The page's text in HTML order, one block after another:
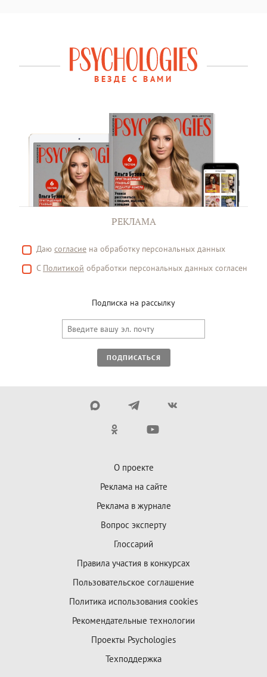
ВЕЗДЕ С ВАМИ
РЕКЛАМА
Даю согласие на обработку персональных данных
С Политикой обработки персональных данных согласен
Подписка на рассылку
ПОДПИСАТЬСЯ
О проекте
Реклама на сайте
Реклама в журнале
Вопрос эксперту
Глоссарий
Правила участия в конкурсах
Пользовательское соглашение
Политика использования cookies
Рекомендательные технологии
Проекты Psychologies
Техподдержка